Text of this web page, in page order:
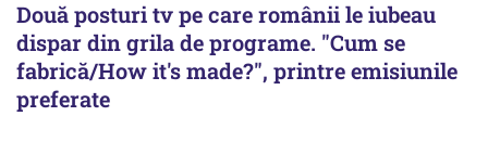
Două posturi tv pe care românii le iubeau
dispar din grila de programe. "Cum se
fabrică/How it's made?", printre emisiunile
preferate